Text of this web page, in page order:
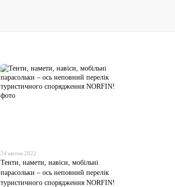
24 квітня 2022
Тенти, намети, навіси, мобільні
парасольки – ось неповний перелік
туристичного спорядження NORFIN!